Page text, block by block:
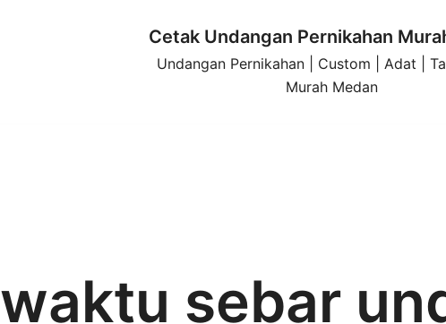
Cetak Undangan Pernikahan
Undangan Pernikahan | Custom | Adat |
Murah Medan
waktu sebar